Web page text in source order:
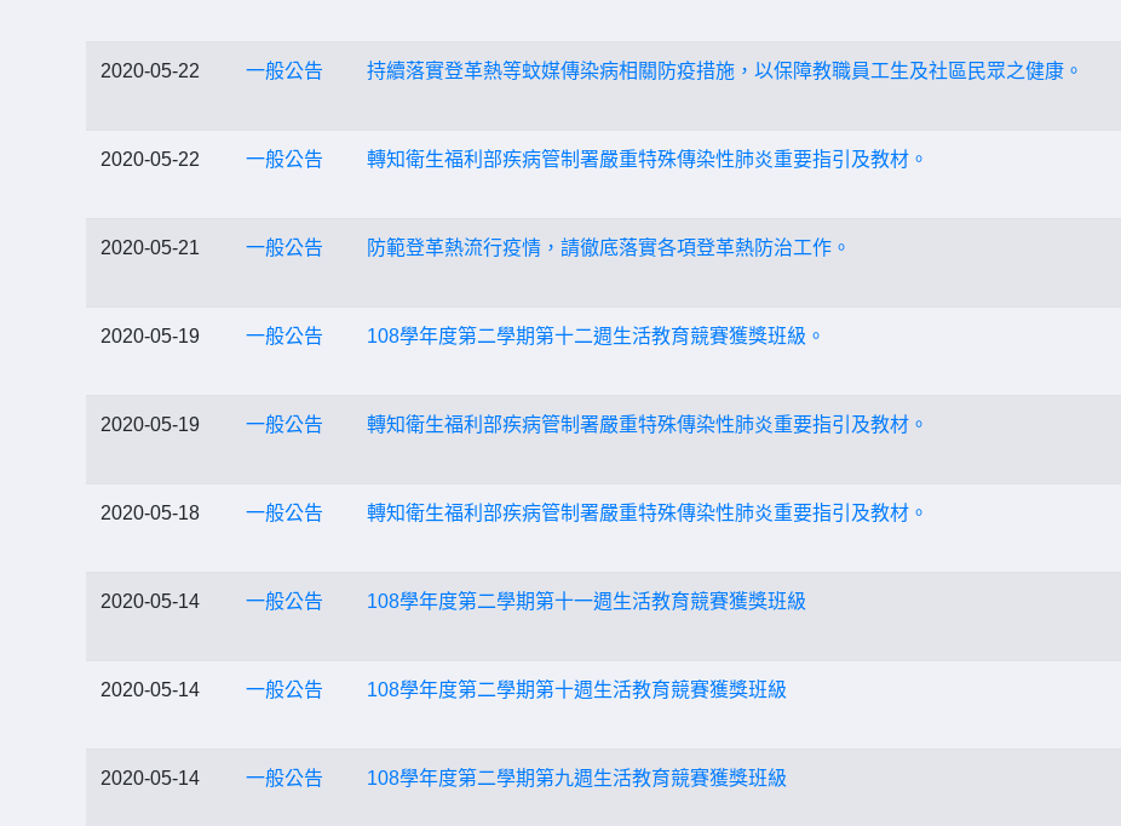
2020-05-22 一般公告 持續落實登革熱等蚊媒傳染病相關防疫措施，以保障教職員工生及社區民眾之健康。
2020-05-22 一般公告 轉知衛生福利部疾病管制署嚴重特殊傳染性肺炎重要指引及教材。
2020-05-21 一般公告 防範登革熱流行疫情，請徹底落實各項登革熱防治工作。
2020-05-19 一般公告 108學年度第二學期第十二週生活教育競賽獲獎班級。
2020-05-19 一般公告 轉知衛生福利部疾病管制署嚴重特殊傳染性肺炎重要指引及教材。
2020-05-18 一般公告 轉知衛生福利部疾病管制署嚴重特殊傳染性肺炎重要指引及教材。
2020-05-14 一般公告 108學年度第二學期第十一週生活教育競賽獲獎班級
2020-05-14 一般公告 108學年度第二學期第十週生活教育競賽獲獎班級
2020-05-14 一般公告 108學年度第二學期第九週生活教育競賽獲獎班級